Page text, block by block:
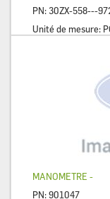
PN: 30ZX-558---
Unité de mesure:
MANOMETRE -
PN:901047